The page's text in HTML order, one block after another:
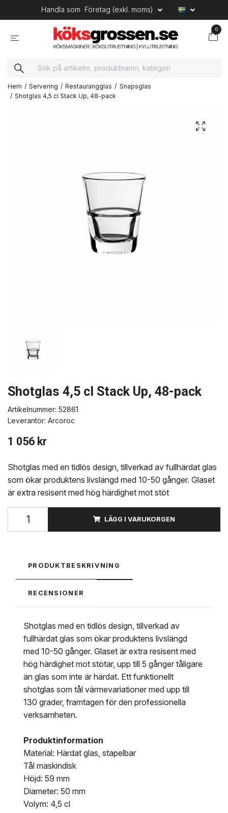
Handla som Företag (exkl. moms)
0
Hem Servering Restaurangglas
Snapsglas
Shotglas 4,5 cl Stack Up, 48-pack
Shotglas 4,5 cl Stack Up, 48-pack
Artikelnummer: 52861
Leverantör: Arcoroc
1 056 kr
Shotglas med en tidlös design, tillverkad av fullhärdat glas
som ökar produktens livslängd med 10-50 gånger. Glaset
är extra resisent med hög härdighet mot stöt
LÄGG I VARUKORGEN
PRODUKTBESKRIVNING
RECENSIONER
Shotglas med en tidlös design, tillverkad av
fullhärdat glas som ökar produktens livslängd
med 10-50 gånger. Glaset är extra resisent med
hög härdighet mot stötar, upp till 5 gånger tåligare
än glas som inte är härdat. Ett funktionellt
shotglas som tål värmevariationer med upp till
130 grader, framtagen för den professionella
verksamheten.
Produktinformation
Material: Härdat glas, stapelbar
Tål maskindisk
Höjd: 59 mm
Diameter: 50 mm
Volym: 4,5 cl